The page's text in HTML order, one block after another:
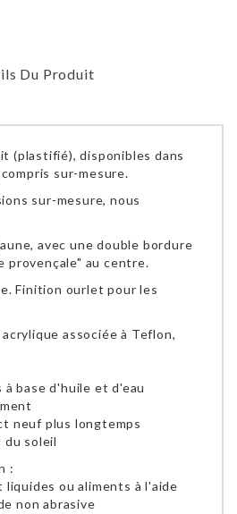
Du Produit
(plastifié), disponibles dans
sur-mesure.
sur-mesure, nous
avec une double bordure
provençale" au centre.
Finition ourlet pour les
associée à Teflon,
base d'huile et d'eau
neuf plus longtemps
du soleil
:
ou aliments à l'aide
non abrasive